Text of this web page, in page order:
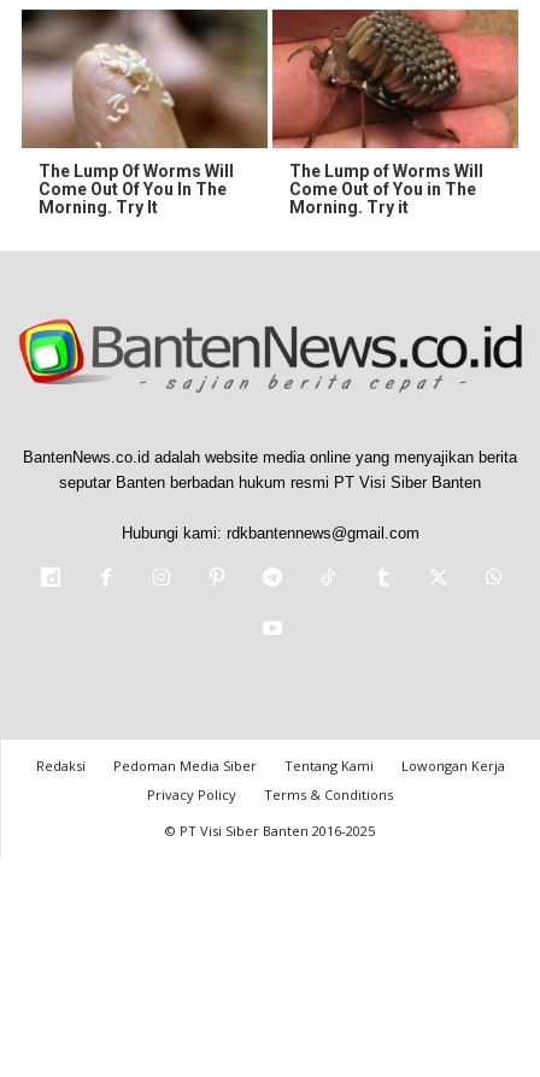
The Lump Of Worms Will
Come Out Of You In The
Morning. Try It
The Lump of Worms Will
Come Out of You in The
Morning. Try it
BantenNews.co.id adalah website media online yang menyajikan berita
seputar Banten berbadan hukum resmi PT Visi Siber Banten
Hubungi kami: rdkbantennews@gmail.com
Redaksi Pedoman Media Siber Tentang Kami
Lowongan Kerja
Privacy Policy
Terms & Conditions
© PT Visi Siber Banten 2016-2025